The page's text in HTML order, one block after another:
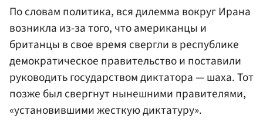
По словам политика, вся дилемма вокруг Ирана
возникла из-за того, что американцы и
британцы в свое время свергли в республике
демократическое правительство и поставили
руководить государством диктатора — шаха. Тот
позже был свергнут нынешними правителями,
«установившими жесткую диктатуру».